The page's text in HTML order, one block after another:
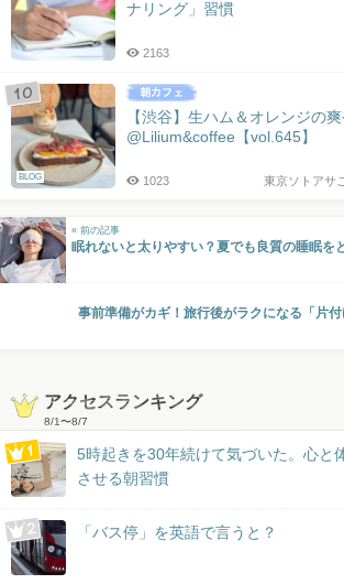
ナリング」習慣
2163
BLOG
【渋谷】生ハム＆オレンジの
@Lilium&coffee【vol.645】
東京ソトアサ
1023
« 前の記事
眠れないと太りやすい？夏でも良質の睡眠を
事前準備がカギ！旅行後がラクになる「片
アクセスランキング
8/1〜8/7
5時起きを30年続けて気づいた。心と
させる朝習慣
「バス停」を英語で言うと？